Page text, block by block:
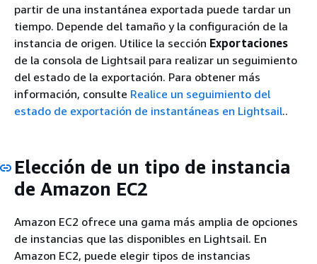
partir de una instantánea exportada puede tardar un
tiempo. Depende del tamaño y la configuración de la
instancia de origen. Utilice la sección Exportaciones
de la consola de Lightsail para realizar un seguimiento
del estado de la exportación. Para obtener más
información, consulte Realice un seguimiento del
estado de exportación de instantáneas en Lightsail..
Elección de un tipo de instancia
de Amazon EC2
Amazon EC2 ofrece una gama más amplia de opciones
de instancias que las disponibles en Lightsail. En
Amazon EC2, puede elegir tipos de instancias